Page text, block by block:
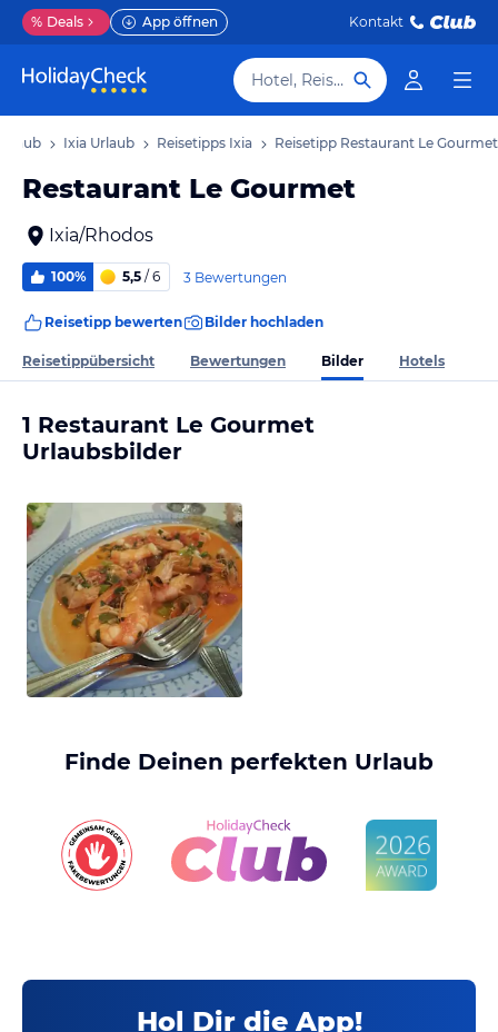
% Deals App öffnen Kontakt
Hotel, Reiseziel
Ixia Urlaub Reisetipps Ixia Reisetipp Restaurant Le Gourmet
Restaurant Le Gourmet
Ixia/Rhodos
100% 5,5 / 6 3 Bewertungen
Reisetipp bewerten Bilder hochladen
Reisetippübersicht Bewertungen Bilder Hotels
1 Restaurant Le Gourmet
Urlaubsbilder
Finde Deinen perfekten Urlaub
Hol Dir die App!